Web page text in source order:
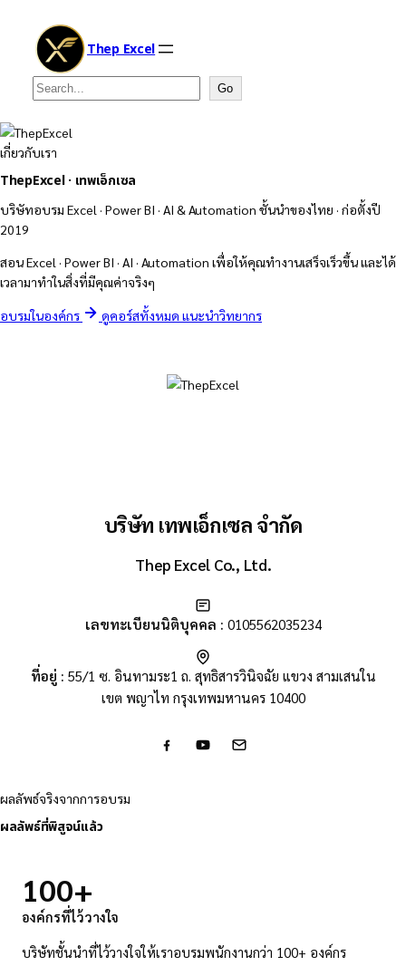
Thep Excel
Search Go
เกี่ยวกับเรา
ThepExcel · เทพเอ็กเซล
บริษัทอบรม Excel · Power BI · AI & Automation ชั้นนำของไทย · ก่อตั้งปี
2019
สอน Excel · Power BI · AI · Automation เพื่อให้คุณทำงานเสร็จเร็วขึ้น และได้
เวลามาทำในสิ่งที่มีคุณค่าจริงๆ
อบรมในองค์กร ดูคอร์สทั้งหมด แนะนำวิทยากร
บริษัท เทพเอ็กเซล จำกัด
Thep Excel Co., Ltd.
เลขทะเบียนนิติบุคคล : 0105562035234
ที่อยู่ : 55/1 ซ. อินทามระ1 ถ. สุทธิสารวินิจฉัย แขวง สามเสนใน
เขต พญาไท กรุงเทพมหานคร 10400
ผลลัพธ์จริงจากการอบรม
ผลลัพธ์ที่พิสูจน์แล้ว
100+
องค์กรที่ไว้วางใจ
บริษัทชั้นนำที่ไว้วางใจให้เราอบรมพนักงานกว่า 100+ องค์กร